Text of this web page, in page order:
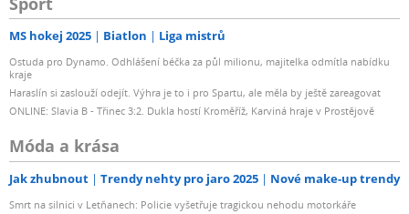
MS hokej 2025 Biatlon Liga mistrů
Ostuda pro Dynamo. Odhlášení béčka za půl milionu, majitelka odmítla nabídku
kraje
Haraslín si zaslouží odejít. Výhra je to i pro Spartu, ale měla by ještě zareagovat
ONLINE: Slavia B - Třinec 3:2. Dukla hostí Kroměříž, Karviná hraje v Prostějově
Móda a krása
Jak zhubnout Trendy nehty pro jaro 2025 Nové make-up trendy
Smrt na silnici v Letňanech: Policie vyšetřuje tragickou nehodu motorkáře